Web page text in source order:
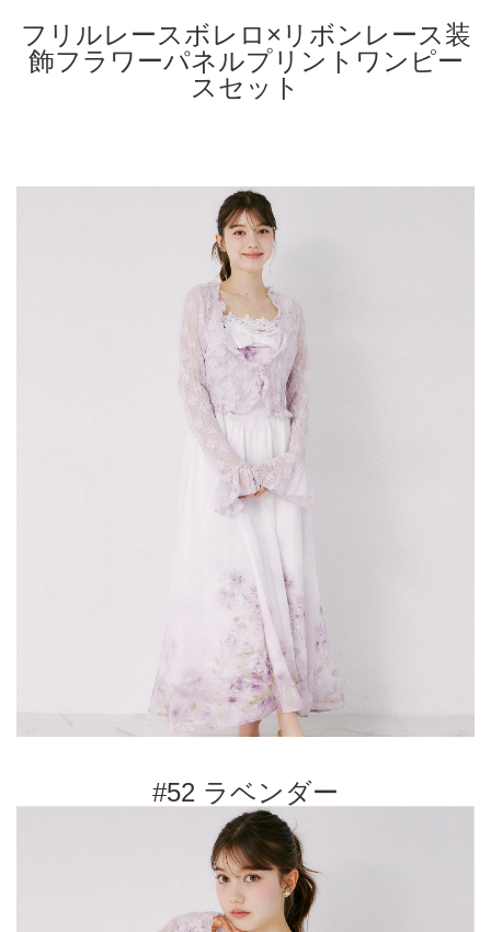
せ。
フリルレースボレロ×リボンレース装
飾フラワーパネルプリントワンピー
スセット
#52 ラベンダー